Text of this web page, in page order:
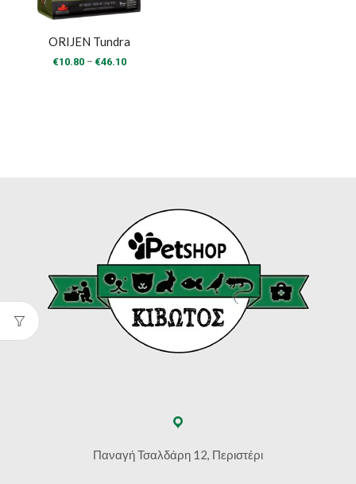
ORIJEN Tundra
€10.80 – €46.10Price
Παναγή Τσαλδάρη 12, Περιστέρι